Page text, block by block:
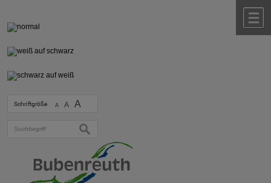
Schriftgröße A A A
suchen